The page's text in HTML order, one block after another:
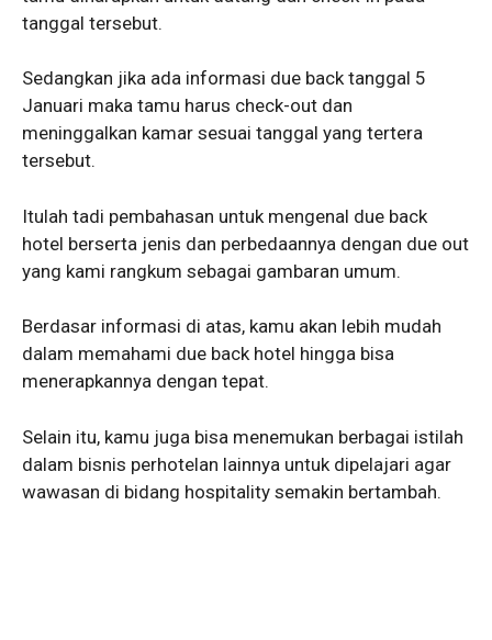
tanggal tersebut.
Sedangkan jika ada informasi due back tanggal 5
Januari maka tamu harus check-out dan
meninggalkan kamar sesuai tanggal yang tertera
tersebut.
Itulah tadi pembahasan untuk mengenal due back
hotel berserta jenis dan perbedaannya dengan due out
yang kami rangkum sebagai gambaran umum.
Berdasar informasi di atas, kamu akan lebih mudah
dalam memahami due back hotel hingga bisa
menerapkannya dengan tepat.
Selain itu, kamu juga bisa menemukan berbagai istilah
dalam bisnis perhotelan lainnya untuk dipelajari agar
wawasan di bidang hospitality semakin bertambah.